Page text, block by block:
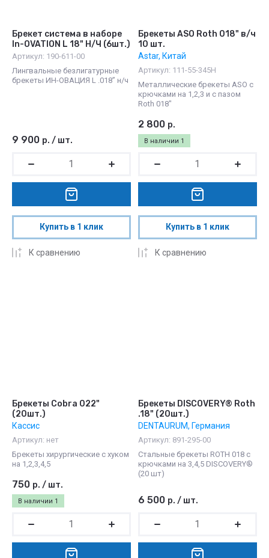
Брекет система в наборе
In-OVATION L 18" Н/Ч (6шт.)
Артикул: 190-611-00
Лингвальные безлигатурные
брекеты ИН-ОВАЦИЯ L .018” н/ч
9 900 р. / шт.
Купить в 1 клик
К сравнению
Брекеты ASO Roth 018" в/ч
10 шт.
Astar, Китай
Артикул: 111-55-345H
Металлические брекеты ASO с
крючками на 1,2,3 и с пазом
Roth 018"
В наличии 1
2 800 р.
Купить в 1 клик
К сравнению
Брекеты Cobra 022"
(20шт.)
Кассис
Артикул: нет
Брекеты хирургические с хуком
на 1,2,3,4,5
В наличии 1
750 р. / шт.
Брекеты DISCOVERY® Roth
.18" (20шт.)
DENTAURUM, Германия
Артикул: 891-295-00
Стальные брекеты ROTH 018 с
крючками на 3,4,5 DISCOVERY®
(20 шт)
6 500 р. / шт.